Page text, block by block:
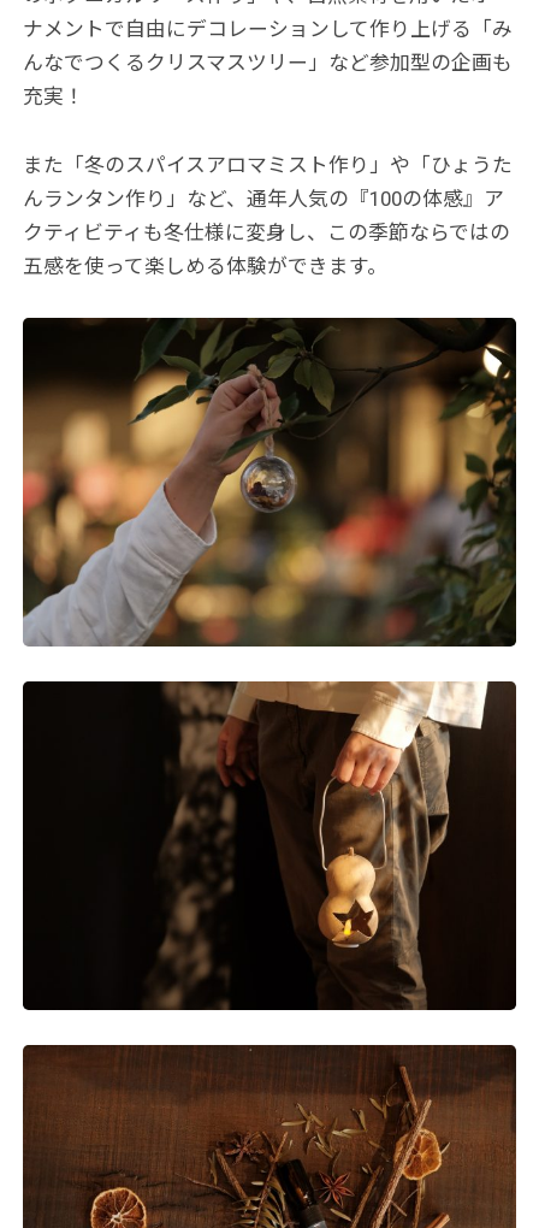
ナメントで自由にデコレーションして作り上げる「み
んなでつくるクリスマスツリー」など参加型の企画も
充実！
また「冬のスパイスアロマミスト作り」や「ひょうた
んランタン作り」など、通年人気の『100の体感』ア
クティビティも冬仕様に変身し、この季節ならではの
五感を使って楽しめる体験ができます。